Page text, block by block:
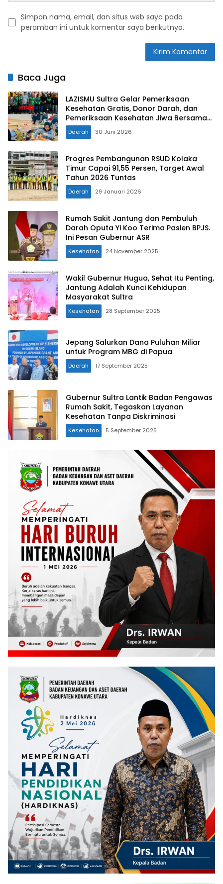
Simpan nama, email, dan situs web saya pada
peramban ini untuk komentar saya berikutnya.
Baca Juga
LAZISMU Sultra Gelar Pemeriksaan
Kesehatan Gratis, Donor Darah, dan
Pemeriksaan Kesehatan Jiwa Bersama
Berbagai Mitra Strategis
Daerah 30 Juni 2026
Progres Pembangunan RSUD Kolaka
Timur Capai 91,55 Persen, Target Awal
Tahun 2026 Tuntas
Daerah 29 Januari 2026
Rumah Sakit Jantung dan Pembuluh
Darah Oputa Yi Koo Terima Pasien BPJS.
Ini Pesan Gubernur ASR
Kesehatan 24 November 2025
Wakil Gubernur Hugua, Sehat Itu Penting,
Jantung Adalah Kunci Kehidupan
Masyarakat Sultra
Kesehatan 28 September 2025
Jepang Salurkan Dana Puluhan Miliar
untuk Program MBG di Papua
Daerah 17 September 2025
Gubernur Sultra Lantik Badan Pengawas
Rumah Sakit, Tegaskan Layanan
Kesehatan Tanpa Diskriminasi
Kesehatan 5 September 2025